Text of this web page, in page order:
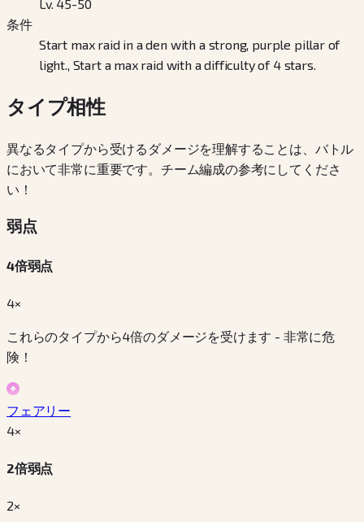
Lv. 45-50
条件
Start max raid in a den with a strong, purple pillar of
light., Start a max raid with a difficulty of 4 stars.
タイプ相性
異なるタイプから受けるダメージを理解することは、バトル
において非常に重要です。チーム編成の参考にしてくださ
い！
弱点
4倍弱点
4×
これらのタイプから4倍のダメージを受けます - 非常に危
険！
フェアリー
4×
2倍弱点
2×